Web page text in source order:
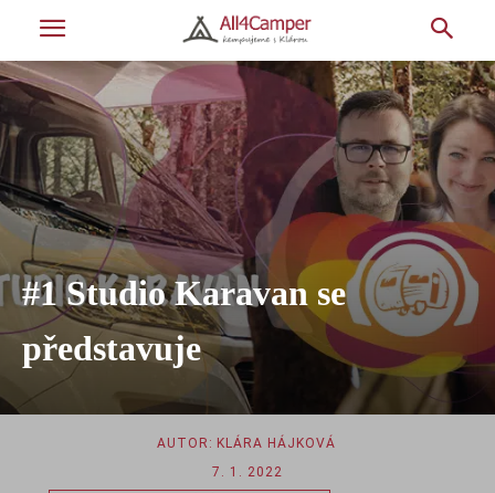
#1 Studio Karavan se
představuje
AUTOR: KLÁRA HÁJKOVÁ
7. 1. 2022